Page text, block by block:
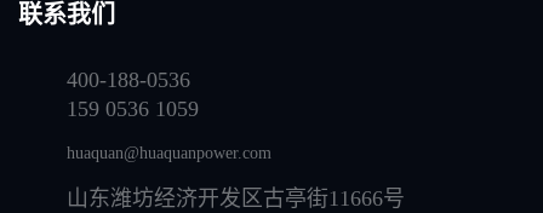
联系我们
400-188-0536
159 0536 1059
huaquan@huaquanpower.com
山东潍坊经济开发区古亭街11666号